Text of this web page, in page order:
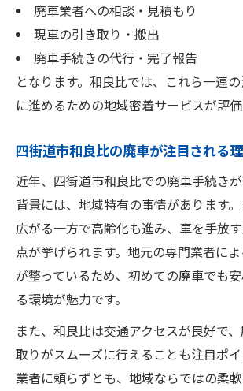
軽自動車廃車のポイントを和良比
和良比で軽自動車廃車の手続
軽自動車廃車時の還付金の受
廃車手続きを簡単に進める和
廃車による負担軽減を目指す
還付金の仕組みを理解し和良比で
廃車による還付金の基礎知識
説
和良比で廃車時に受けられる
四街道市和良比の廃車で損し
策
廃車手続きで還付金を最大化
還付金を受け取るための和良
項
廃車業者への相談・見積もり
現車の引き取り・搬出
廃車手続きの代行・完了報告
となります。和良比では、これら一連
に進めるための地域密着サービスが評価
四街道市和良比の廃車が注目される
近年、四街道市和良比での廃車手続き
背景には、地域特有の事情があります
広がる一方で高齢化も進み、車を手放
点が挙げられます。地元の専門業者に
が整っているため、初めての廃車でも
る環境が魅力です。
また、和良比は交通アクセスが良好で
取りがスムーズに行えることも注目ポ
業者に頼らずとも、地域ならではの柔